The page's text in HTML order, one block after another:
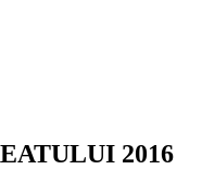
2016